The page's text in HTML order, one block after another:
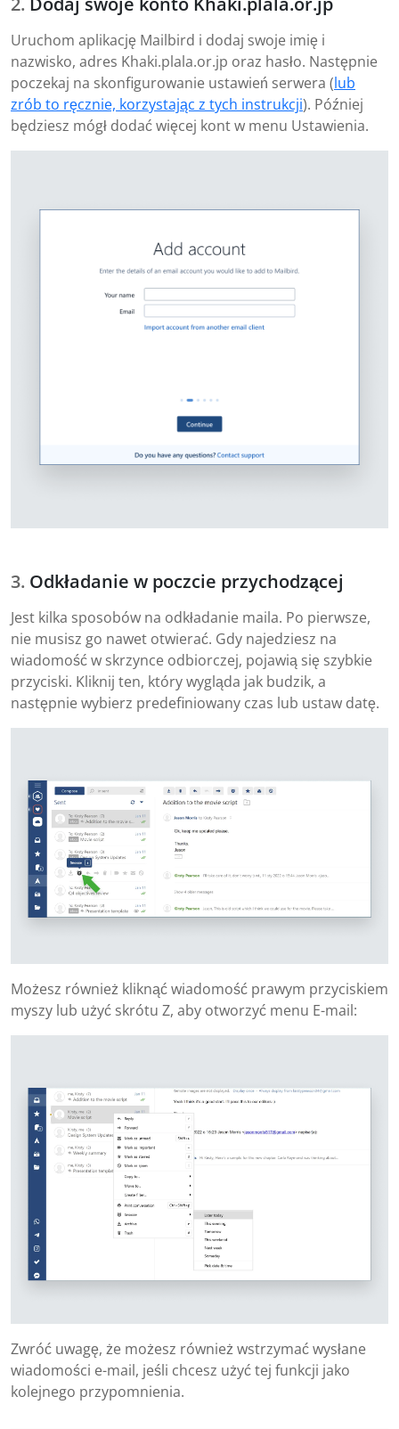
Uruchom aplikację Mailbird i dodaj swoje imię i
nazwisko, adres Khaki.plala.or.jp oraz hasło. Następnie
poczekaj na skonfigurowanie ustawień serwera (lub
zrób to ręcznie, korzystając z tych instrukcji). Później
będziesz mógł dodać więcej kont w menu Ustawienia.
Odkładanie w poczcie przychodzącej
Jest kilka sposobów na odkładanie maila. Po pierwsze,
nie musisz go nawet otwierać. Gdy najedziesz na
wiadomość w skrzynce odbiorczej, pojawią się szybkie
przyciski. Kliknij ten, który wygląda jak budzik, a
następnie wybierz predefiniowany czas lub ustaw datę.
Możesz również kliknąć wiadomość prawym przyciskiem
myszy lub użyć skrótu Z, aby otworzyć menu E-mail:
Zwróć uwagę, że możesz również wstrzymać wysłane
wiadomości e-mail, jeśli chcesz użyć tej funkcji jako
kolejnego przypomnienia.